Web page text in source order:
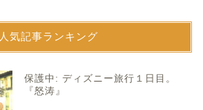
人気記事ランキング
保護中: ディズニー旅行１日目。
『怒涛』